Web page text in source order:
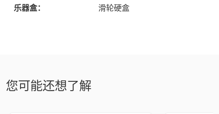
乐器盒：
滑轮硬盒
您可能还想了解